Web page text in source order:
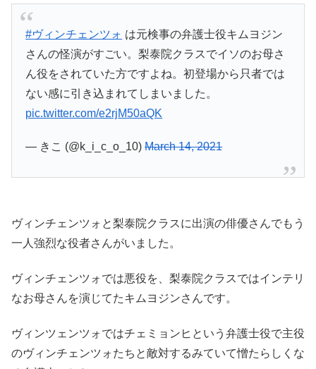
#ヴィンチェンツォ は元検事の弁護士役キムヨジン
さんの怪演がすごい。梨泰院クラスでイソのお母さ
ん役をされていた方ですよね。初登場から只者では
ない感に引き込まれてしまいました。
pic.twitter.com/e2rjM50aQK
— きこ (@k_i_c_o_10)March 14, 2021
ヴィンチェンツォと梨泰院クラスに出演の俳優さんでもう
一人強烈な役者さんがいました。
ヴィンチェンツォでは悪役を、梨泰院クラスではインテリ
なお母さんを演じてたキムヨジンさんです。
ヴィンツェンツォではチェミョンヒという弁護士役で主役
のヴィンチェンツォたちと敵対するみていて憎たらしくな